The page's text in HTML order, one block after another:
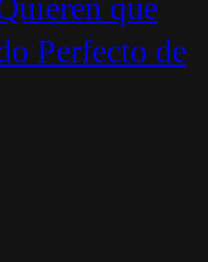
que
Perfecto de